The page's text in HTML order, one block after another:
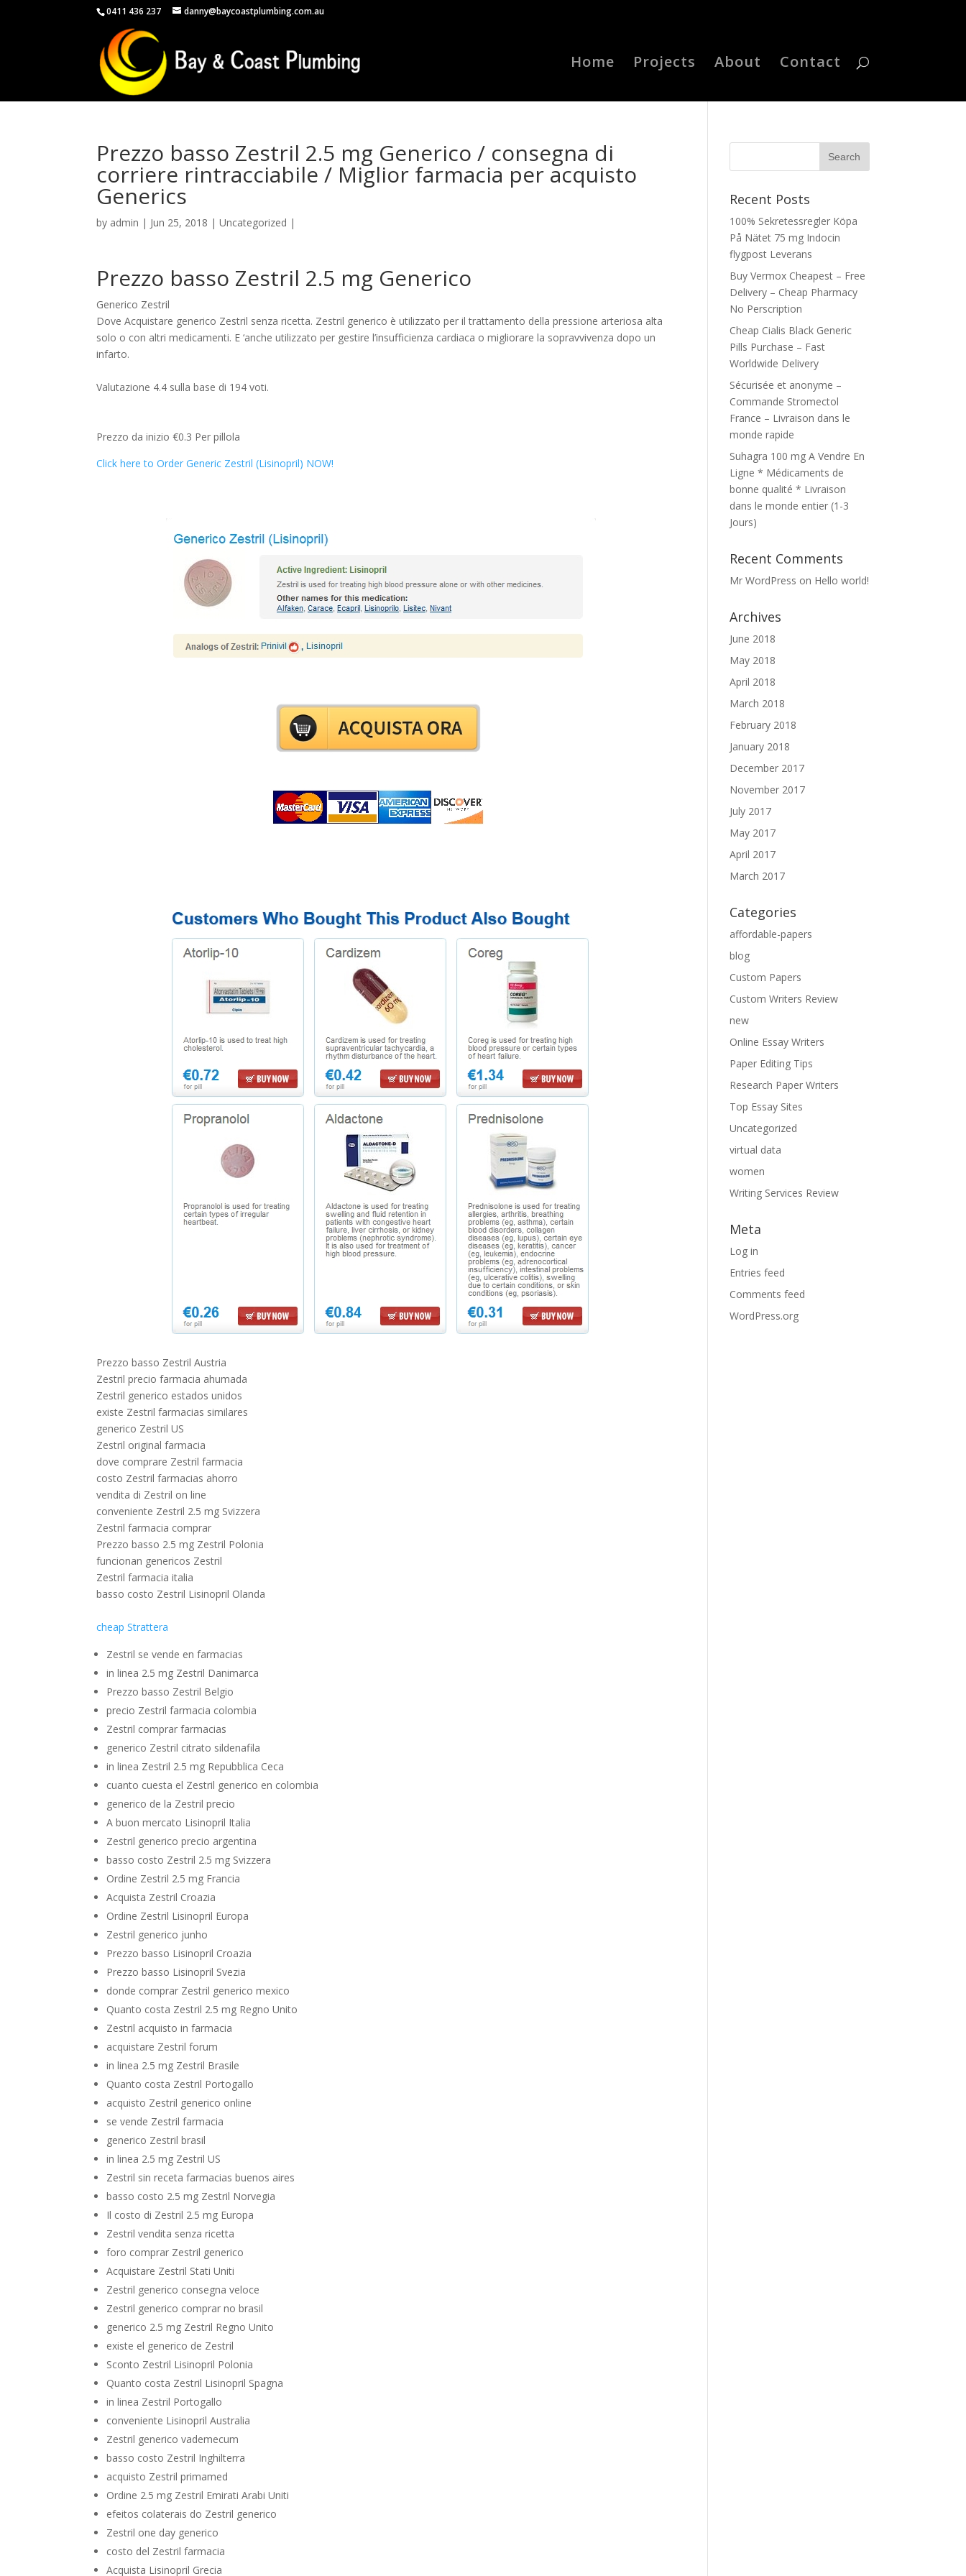
0411 436 237 danny@baycoastplumbing.com.au
Home Projects About Contact
Prezzo basso Zestril 2.5 mg Generico / consegna di
corriere rintracciabile / Miglior farmacia per acquisto
Generics
by admin | Jun 25, 2018 |Uncategorized |
Prezzo basso Zestril 2.5 mg Generico
Generico Zestril
Dove Acquistare generico Zestril senza ricetta. Zestril generico è utilizzato per il trattamento della pressione arteriosa alta
solo o con altri medicamenti. E ‘anche utilizzato per gestire l’insufficienza cardiaca o migliorare la sopravvivenza dopo un
infarto.
Valutazione 4.4 sulla base di 194 voti.
Prezzo da inizio€0.3 Per pillola
Click here to Order Generic Zestril (Lisinopril) NOW!
Prezzo basso Zestril Austria
Zestril precio farmacia ahumada
Zestril generico estados unidos
existe Zestril farmacias similares
generico Zestril US
Zestril original farmacia
dove comprare Zestril farmacia
costo Zestril farmacias ahorro
vendita di Zestril on line
conveniente Zestril 2.5 mg Svizzera
Zestril farmacia comprar
Prezzo basso 2.5 mg Zestril Polonia
funcionan genericos Zestril
Zestril farmacia italia
basso costo Zestril Lisinopril Olanda
cheap Strattera
Zestril se vende en farmacias
in linea 2.5 mg Zestril Danimarca
Prezzo basso Zestril Belgio
precio Zestril farmacia colombia
Zestril comprar farmacias
generico Zestril citrato sildenafila
in linea Zestril 2.5 mg Repubblica Ceca
cuanto cuesta el Zestril generico en colombia
generico de la Zestril precio
A buon mercato Lisinopril Italia
Zestril generico precio argentina
basso costo Zestril 2.5 mg Svizzera
Ordine Zestril 2.5 mg Francia
Acquista Zestril Croazia
Ordine Zestril Lisinopril Europa
Zestril generico junho
Prezzo basso Lisinopril Croazia
Prezzo basso Lisinopril Svezia
donde comprar Zestril generico mexico
Quanto costa Zestril 2.5 mg Regno Unito
Zestril acquisto in farmacia
acquistare Zestril forum
in linea 2.5 mg Zestril Brasile
Quanto costa Zestril Portogallo
acquisto Zestril generico online
se vende Zestril farmacia
generico Zestril brasil
in linea 2.5 mg Zestril US
Zestril sin receta farmacias buenos aires
basso costo 2.5 mg Zestril Norvegia
Il costo di Zestril 2.5 mg Europa
Zestril vendita senza ricetta
foro comprar Zestril generico
Acquistare Zestril Stati Uniti
Zestril generico consegna veloce
Zestril generico comprar no brasil
generico 2.5 mg Zestril Regno Unito
existe el generico de Zestril
Sconto Zestril Lisinopril Polonia
Quanto costa Zestril Lisinopril Spagna
in linea Zestril Portogallo
conveniente Lisinopril Australia
Zestril generico vademecum
basso costo Zestril Inghilterra
acquisto Zestril primamed
Ordine 2.5 mg Zestril Emirati Arabi Uniti
efeitos colaterais do Zestril generico
Zestril one day generico
costo del Zestril farmacia
Acquista Lisinopril Grecia
Recent Posts
100% Sekretessregler Köpa
På Nätet 75 mg Indocin
flygpost Leverans
Buy Vermox Cheapest – Free
Delivery – Cheap Pharmacy
No Perscription
Cheap Cialis Black Generic
Pills Purchase – Fast
Worldwide Delivery
Sécurisée et anonyme –
Commande Stromectol
France – Livraison dans le
monde rapide
Suhagra 100 mg A Vendre En
Ligne * Médicaments de
bonne qualité * Livraison
dans le monde entier (1-3
Jours)
Recent Comments
Mr WordPress on Hello world!
Archives
June 2018
May 2018
April 2018
March 2018
February 2018
January 2018
December 2017
November 2017
July 2017
May 2017
April 2017
March 2017
Categories
affordable-papers
blog
Custom Papers
Custom Writers Review
new
Online Essay Writers
Paper Editing Tips
Research Paper Writers
Top Essay Sites
Uncategorized
virtual data
women
Writing Services Review
Meta
Log in
Entries feed
Comments feed
WordPress.org